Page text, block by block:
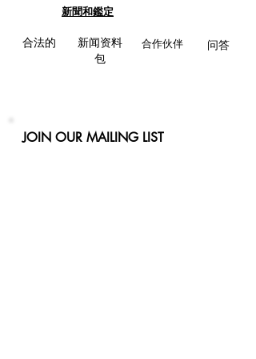
新聞和鑑定
合法的
新闻资料
包
合作伙伴 问答
JOIN OUR MAILING LIST